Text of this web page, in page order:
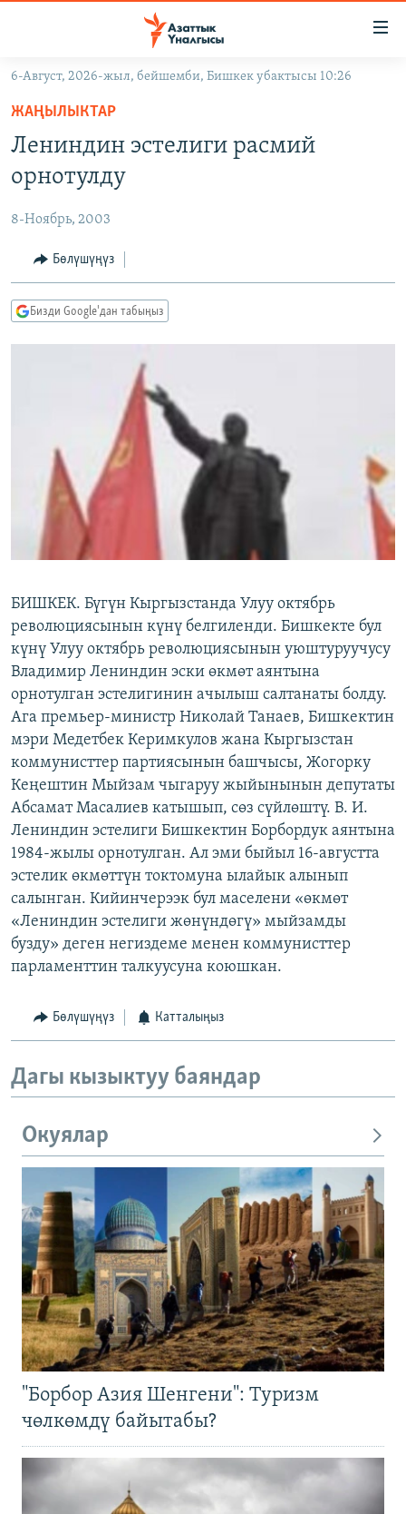
Навигацияга
өтүңүз
Издөөгө
салыңыз
ЭКОНОМИКА
МАДАНИЯТ
БОРБОР АЗИЯ
УКРАИНА
АТАЙЫН ИЛИКТӨӨ
ТВ ПРОГРАММАЛАР
ЭКСПЕРТТЕР ТАЛДАЙТ
ЭЖЕ-СИҢДИЛЕР
АЗАТТЫК+
ЫҢГАЙСЫЗ СУРООЛОР
ӨЗГӨЧӨ ПИКИР
ЭЕ/АРнун бардык сайттары
6-Август, 2026-жыл, бейшемби, Бишкек убактысы 10:26
ЖАҢЫЛЫКТАР
Лениндин эстелиги расмий
орнотулду
8-Ноябрь, 2003
Бөлүшүңүз
Бизди Google'дан табыңыз
БИШКЕК. Бүгүн Кыргызстанда Улуу октябрь
революциясынын күнү белгиленди. Бишкекте бул
күнү Улуу октябрь революциясынын уюштуруучусу
Владимир Лениндин эски өкмөт аянтына
орнотулган эстелигинин ачылыш салтанаты болду.
Ага премьер-министр Николай Танаев, Бишкектин
мэри Медетбек Керимкулов жана Кыргызстан
коммунисттер партиясынын башчысы, Жогорку
Кеңештин Мыйзам чыгаруу жыйынынын депутаты
Абсамат Масалиев катышып, сөз сүйлөштү. В. И.
Лениндин эстелиги Бишкектин Борбордук аянтына
1984-жылы орнотулган. Ал эми быйыл 16-августта
эстелик өкмөттүн токтомуна ылайык алынып
салынган. Кийинчерээк бул маселени «өкмөт
«Лениндин эстелиги жөнүндөгү» мыйзамды
бузду» деген негиздеме менен коммунисттер
парламенттин талкуусуна коюшкан.
Бөлүшүңүз Катталыңыз
Дагы кызыктуу баяндар
Окуялар
"Борбор Азия Шенгени": Туризм
чөлкөмдү байытабы?